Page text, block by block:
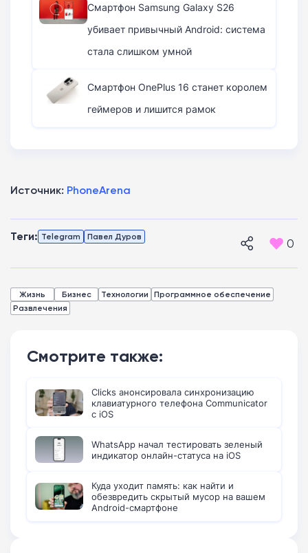
Смартфон Samsung Galaxy S26
убивает привычный Android: система
стала слишком умной
Смартфон OnePlus 16 станет королем
геймеров и лишится рамок
Источник: PhoneArena
Теги: Telegram Павел Дуров 0
Жизнь Бизнес Технологии Программное обеспечение
Развлечения
Смотрите также:
Clicks анонсировала синхронизацию
клавиатурного телефона Communicator
с iOS
WhatsApp начал тестировать зеленый
индикатор онлайн-статуса на iOS
Куда уходит память: как найти и
обезвредить скрытый мусор на вашем
Android-смартфоне